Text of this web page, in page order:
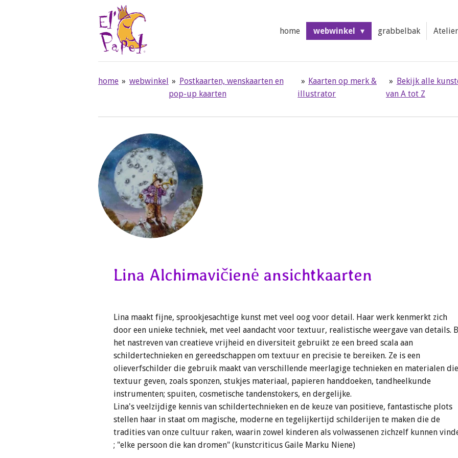
home webwinkel grabbelbak
home » webwinkel » Postkaarten, wenskaarten en
pop-up kaarten
» Kaarten op merk &
illustrator
» Bekijk alle
van A tot Z
Lina Alchimavičienė ansichtkaarten
Lina maakt fijne, sprookjesachtige kunst met veel oog voor detail. Haar werk kenmerkt zich
door een unieke techniek, met veel aandacht voor textuur, realistische weergave van details.
het nastreven van creatieve vrijheid en diversiteit gebruikt ze een breed scala aan
schildertechnieken en gereedschappen om textuur en precisie te bereiken. Ze is een
olieverfschilder die gebruik maakt van verschillende meerlagige technieken en materialen die
textuur geven, zoals sponzen, stukjes materiaal, papieren handdoeken, tandheelkunde
instrumenten; spuiten, cosmetische tandenstokers, en dergelijke.
Lina's veelzijdige kennis van schildertechnieken en de keuze van positieve, fantastische plots
stellen haar in staat om magische, moderne en tegelijkertijd schilderijen te maken die de
tradities van onze cultuur raken, waarin zowel kinderen als volwassenen zichzelf kunnen
; "elke persoon die kan dromen" (kunstcriticus Gaile Marku Niene)